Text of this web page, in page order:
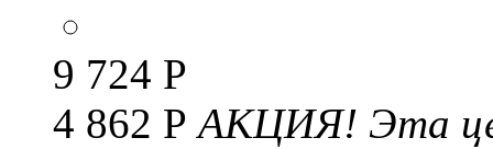
9 724 Р
4 862 РАКЦИЯ! Эта